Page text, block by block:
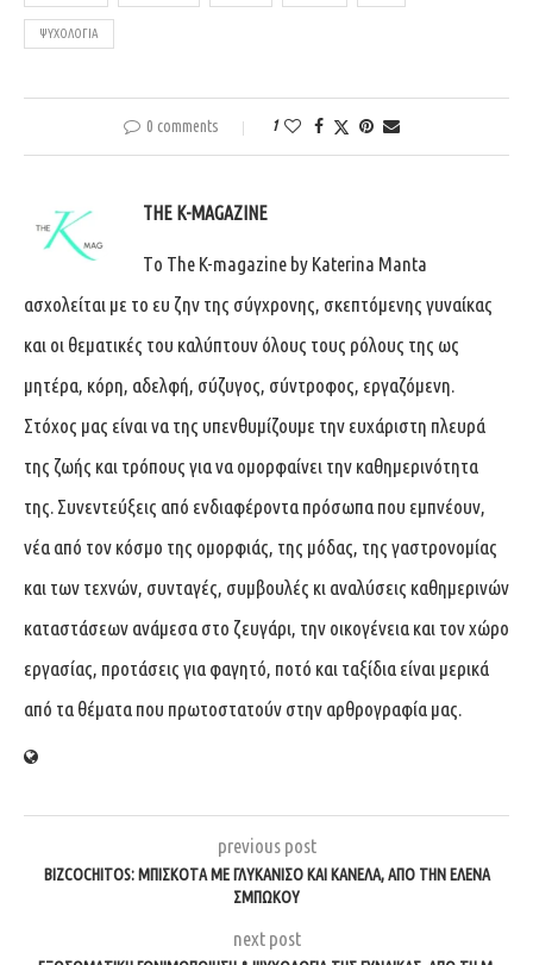
ΨΥΧΟΛΟΓΊΑ
0 comments 1
THE K-MAGAZINE
Tο The K-magazine by Katerina Manta
ασχολείται με το ευ ζην της σύγχρονης, σκεπτόμενης γυναίκας
και οι θεματικές του καλύπτουν όλους τους ρόλους της ως
μητέρα, κόρη, αδελφή, σύζυγος, σύντροφος, εργαζόμενη.
Στόχος μας είναι να της υπενθυμίζουμε την ευχάριστη πλευρά
της ζωής και τρόπους για να ομορφαίνει την καθημερινότητα
της. Συνεντεύξεις από ενδιαφέροντα πρόσωπα που εμπνέουν,
νέα από τον κόσμο της ομορφιάς, της μόδας, της γαστρονομίας
και των τεχνών, συνταγές, συμβουλές κι αναλύσεις καθημερινών
καταστάσεων ανάμεσα στο ζευγάρι, την οικογένεια και τον χώρο
εργασίας, προτάσεις για φαγητό, ποτό και ταξίδια είναι μερικά
από τα θέματα που πρωτοστατούν στην αρθρογραφία μας.
previous post
BIZCOCHITOS: ΜΠΙΣΚΌΤΑ ΜΕ ΓΛΥΚΆΝΙΣΟ ΚΑΙ ΚΑΝΈΛΑ, ΑΠΌ ΤΗΝ ΈΛΕΝΑ
ΣΜΠΏΚΟΥ
next post